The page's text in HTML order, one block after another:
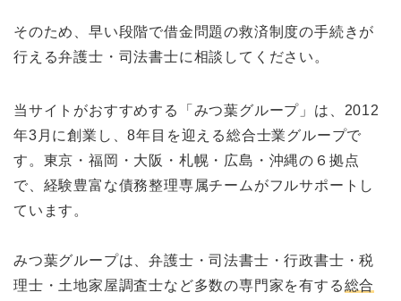
そのため、早い段階で借金問題の救済制度の手続きが
行える弁護士・司法書士に相談してください。
当サイトがおすすめする「みつ葉グループ」は、2012
年3月に創業し、8年目を迎える総合士業グループで
す。東京・福岡・大阪・札幌・広島・沖縄の６拠点
で、経験豊富な債務整理専属チームがフルサポートし
ています。
みつ葉グループは、弁護士・司法書士・行政書士・税
理士・土地家屋調査士など多数の専門家を有する総合